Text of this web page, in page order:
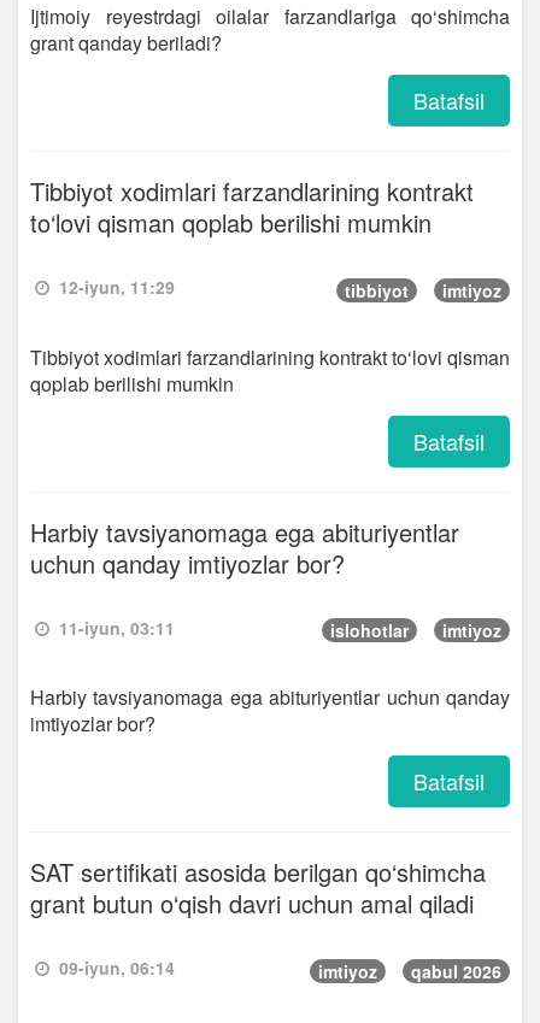
Ijtimoiy reyestrdagi oilalar farzandlariga qo‘shimcha
grant qanday beriladi?
Batafsil
Tibbiyot xodimlari farzandlarining kontrakt
to‘lovi qisman qoplab berilishi mumkin
12-iyun, 11:29 tibbiyot imtiyoz
Tibbiyot xodimlari farzandlarining kontrakt to‘lovi qisman
qoplab berilishi mumkin
Batafsil
Harbiy tavsiyanomaga ega abituriyentlar
uchun qanday imtiyozlar bor?
11-iyun, 03:11 islohotlar imtiyoz
Harbiy tavsiyanomaga ega abituriyentlar uchun qanday
imtiyozlar bor?
Batafsil
SAT sertifikati asosida berilgan qo‘shimcha
grant butun o‘qish davri uchun amal qiladi
09-iyun, 06:14 imtiyoz qabul 2026